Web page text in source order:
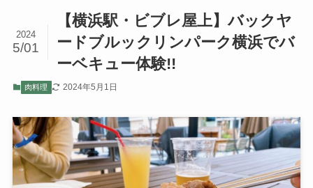
【横浜駅・ビブレ屋上】バックヤ
ードブルックリンパーク横浜でバ
ーベキュー体験!!
2024
5/01
肉料理 2024年5月1日